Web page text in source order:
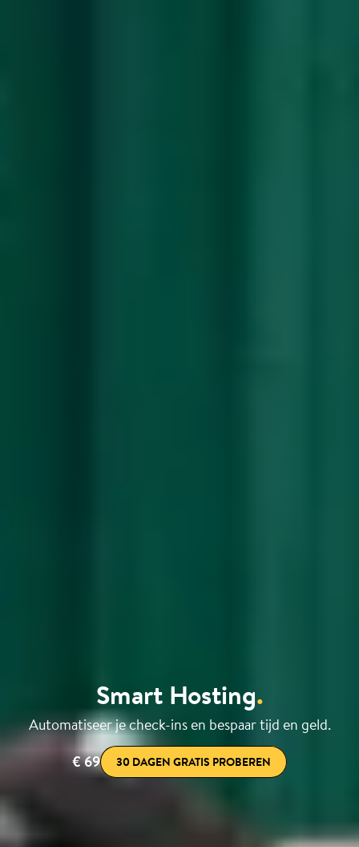
Smart Hosting.
Automatiseer je check-ins en bespaar tijd en geld.
€ 69
30 DAGEN GRATIS PROBEREN